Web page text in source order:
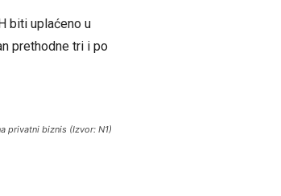
biti uplaćeno u
prethodne tri i po
privatni biznis (Izvor: N1)